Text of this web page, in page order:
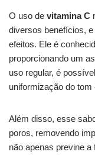
O uso de vitamina C
diversos benefícios,
efeitos. Ele é
proporcionando um
uso regular, é
uniformização do tom
Além disso, esse
poros, removendo
não apenas previne